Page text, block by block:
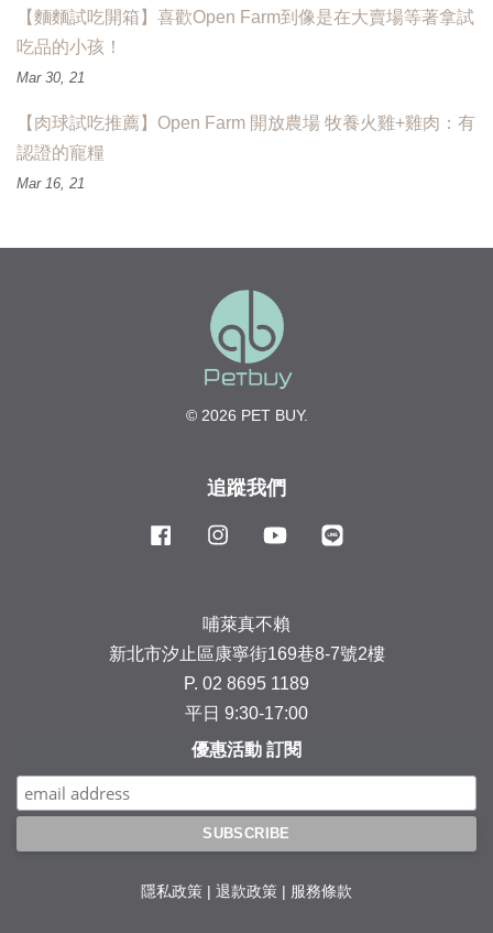
【麵麵試吃開箱】喜歡Open Farm到像是在大賣場等著拿試
吃品的小孩！
Mar 30, 21
【肉球試吃推薦】Open Farm 開放農場 牧養火雞+雞肉：有
認證的寵糧
Mar 16, 21
© 2026 PET BUY.
追蹤我們
Facebook Instagram YouTube
哺萊真不賴
新北市汐止區康寧街169巷8-7號2樓
P. 02 8695 1189
平日 9:30-17:00
優惠活動 訂閱
隱私政策 退款政策 服務條款